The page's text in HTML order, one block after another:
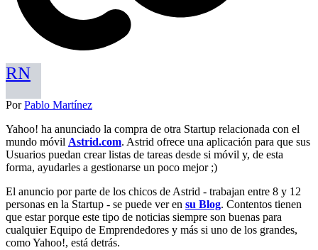
RN
PorPablo Martínez
Yahoo! ha anunciado la compra de otra Startup relacionada con el
mundo móvil Astrid.com. Astrid ofrece una aplicación para que sus
Usuarios puedan crear listas de tareas desde si móvil y, de esta
forma, ayudarles a gestionarse un poco mejor ;)
El anuncio por parte de los chicos de Astrid - trabajan entre 8 y 12
personas en la Startup - se puede ver en su Blog. Contentos tienen
que estar porque este tipo de noticias siempre son buenas para
cualquier Equipo de Emprendedores y más si uno de los grandes,
como Yahoo!, está detrás.